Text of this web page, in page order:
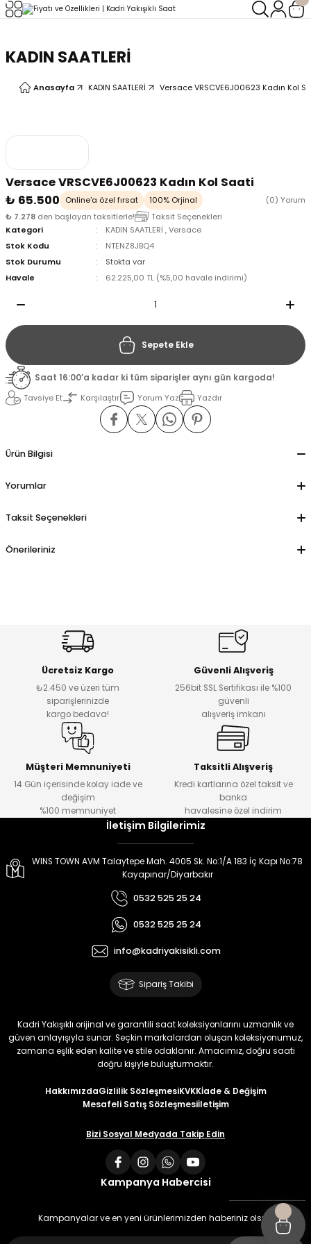
KADIN SAATLERİ
Anasayfa KADIN SAATLERİ Versace VRSCVE6J00623 Kadın Kol
Versace VRSCVE6J00623 Kadın Kol Saati
₺ 65.500
Online'a özel fırsat 100% Orjinal
(0) Yorum
₺ 7.278 den başlayan taksitlerle!
Taksit Seçenekleri
Kategori
KADIN SAATLERİ ,Versace
Stok Kodu
NTENZ8JBQ4
Stok Durumu
Stokta var
Havale
62.225,00 TL (%5,00 havale indirimi)
Sepete Ekle
Saat 16:00’a kadar ki tüm siparişler aynı gün kargoda!
Tavsiye Et
Karşılaştır Yorum Yaz Yazdır
Ürün Bilgisi
Yorumlar
Taksit Seçenekleri
Önerileriniz
Ücretsiz Kargo
₺2.450 ve üzeri tüm
siparişlerinizde
kargo bedava!
Güvenli Alışveriş
256bit SSL Sertifikası ile %100
güvenli
alışveriş imkanı
Müşteri Memnuniyeti
14 Gün içerisinde kolay iade ve
değişim
%100 memnuniyet
Taksitli Alışveriş
Kredi kartlarına özel taksit ve
banka
havalesine özel indirim
İletişim Bilgilerimiz
WINS TOWN AVM Talaytepe Mah. 4005 Sk. No:1/A 183 İç Kapı No:78
Kayapınar/Diyarbakır
0532 525 25 24
0532 525 25 24
info@kadriyakisikli.com
Sipariş Takibi
Kadri Yakışıklı orijinal ve garantili saat koleksiyonlarını uzmanlık ve
güven anlayışıyla sunar. Seçkin markalardan oluşan koleksiyonumuz,
zamana eşlik eden kalite ve stile odaklanır. Amacımız, doğru saati
doğru kişiyle buluşturmaktır.
HakkımızdaGizlilik SözleşmesiKVKKİade & Değişim
Mesafeli Satış Sözleşmesiİletişim
Bizi Sosyal Medyada Takip Edin
Kampanya Habercisi
Kampanyalar ve en yeni ürünlerimizden haberiniz olsun
Geri Dön
Geri Dön